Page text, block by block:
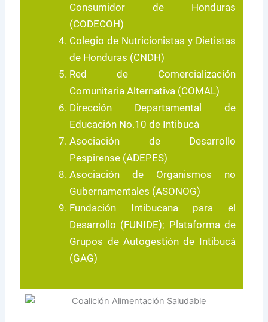
Consumidor de Honduras
(CODECOH)
Colegio de Nutricionistas y Dietistas
de Honduras (CNDH)
Red de Comercialización
Comunitaria Alternativa (COMAL)
Dirección Departamental de
Educación No.10 de Intibucá
Asociación de Desarrollo
Pespirense (ADEPES)
Asociación de Organismos no
Gubernamentales (ASONOG)
Fundación Intibucana para el
Desarrollo (FUNIDE); Plataforma de
Grupos de Autogestión de Intibucá
(GAG)